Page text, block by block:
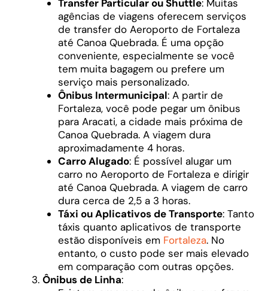
Transfer Particular ou Shuttle: Muitas
agências de viagens oferecem serviços
de transfer do Aeroporto de Fortaleza
até Canoa Quebrada. É uma opção
conveniente, especialmente se você
tem muita bagagem ou prefere um
serviço mais personalizado.
Ônibus Intermunicipal: A partir de
Fortaleza, você pode pegar um ônibus
para Aracati, a cidade mais próxima de
Canoa Quebrada. A viagem dura
aproximadamente 4 horas.
Carro Alugado: É possível alugar um
carro no Aeroporto de Fortaleza e dirigir
até Canoa Quebrada. A viagem de carro
dura cerca de 2,5 a 3 horas.
Táxi ou Aplicativos de Transporte: Tanto
táxis quanto aplicativos de transporte
estão disponíveis em Fortaleza. No
entanto, o custo pode ser mais elevado
em comparação com outras opções.
Ônibus de Linha: